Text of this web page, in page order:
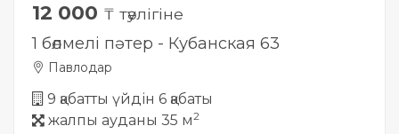
12 000 ₸ тәулігіне
1 бөлмелі пәтер - Кубанская 63
Павлодар
9 қабатты үйдін 6 қабаты
жалпы ауданы 35 м2